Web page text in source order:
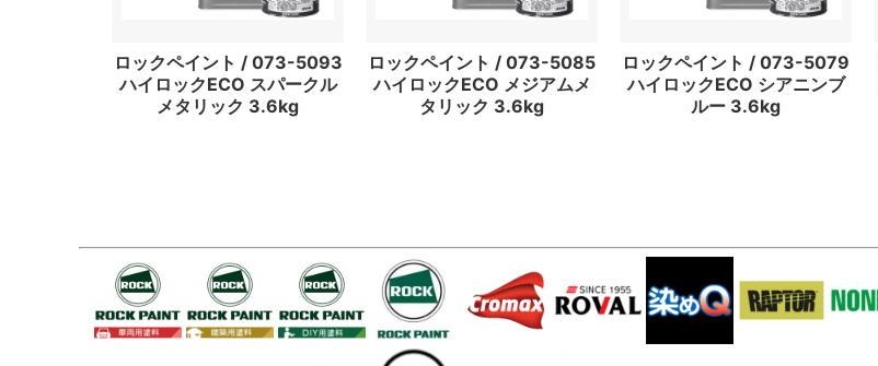
ロックペイント / 073-5093
ハイロックECO スパークル
メタリック 3.6kg
ロックペイント / 073-5085
ハイロックECO メジアムメ
タリック 3.6kg
ロックペイント / 073-5079
ハイロックECO シアニンブ
ルー 3.6kg